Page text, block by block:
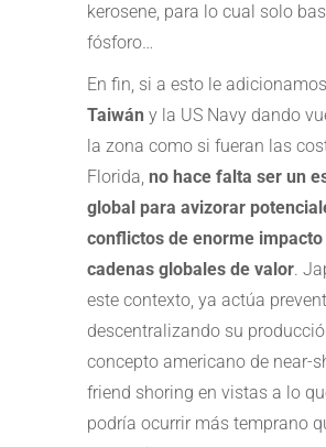
kerosene, para lo cual solo
fósforo…
En fin, si a esto le
Taiwán y la US Navy dando
la zona como si fueran las
Florida, no hace falta ser un
global para avizorar
conflictos de enorme impacto
cadenas globales de valor.
este contexto, ya actúa
descentralizando su
concepto americano de near-
friend shoring en vistas a lo
podría ocurrir más temprano